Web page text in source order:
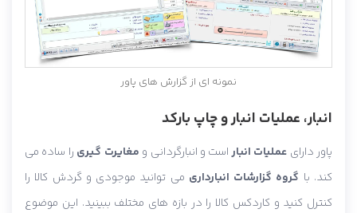
نمونه ای از گزارش های پاور
انبار، عملیات انبار و چاپ بارکد
پاور دارای عملیات انباراست و انبارگردانی و مغایرت گیری را ساده می
کند. با گروه گزارشات انبارداری می توانید موجودی و گردش کالا را
کنترل کنید و کاردکس کالا را در بازه های مختلف ببینید. این موضوع